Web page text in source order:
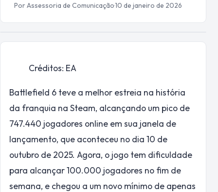
Por Assessoria de Comunicação·10 de janeiro de 2026
Créditos: EA
Battlefield 6 teve a melhor estreia na história
da franquia na Steam, alcançando um pico de
747.440 jogadores online em sua janela de
lançamento, que aconteceu no dia 10 de
outubro de 2025. Agora, o jogo tem dificuldade
para alcançar 100.000 jogadores no fim de
semana, e chegou a um novo mínimo de apenas